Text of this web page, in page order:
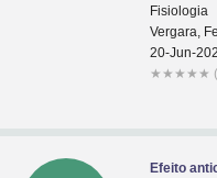
Fisiologia
Vergara,
20-Jun-
★ ★ ★ ★ ★
Efeito